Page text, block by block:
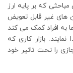
که بر پایه ارز
های غیر قابل تعویض
به افراد کمک می کند
بازار کاری که
را تحت تاثیر خود